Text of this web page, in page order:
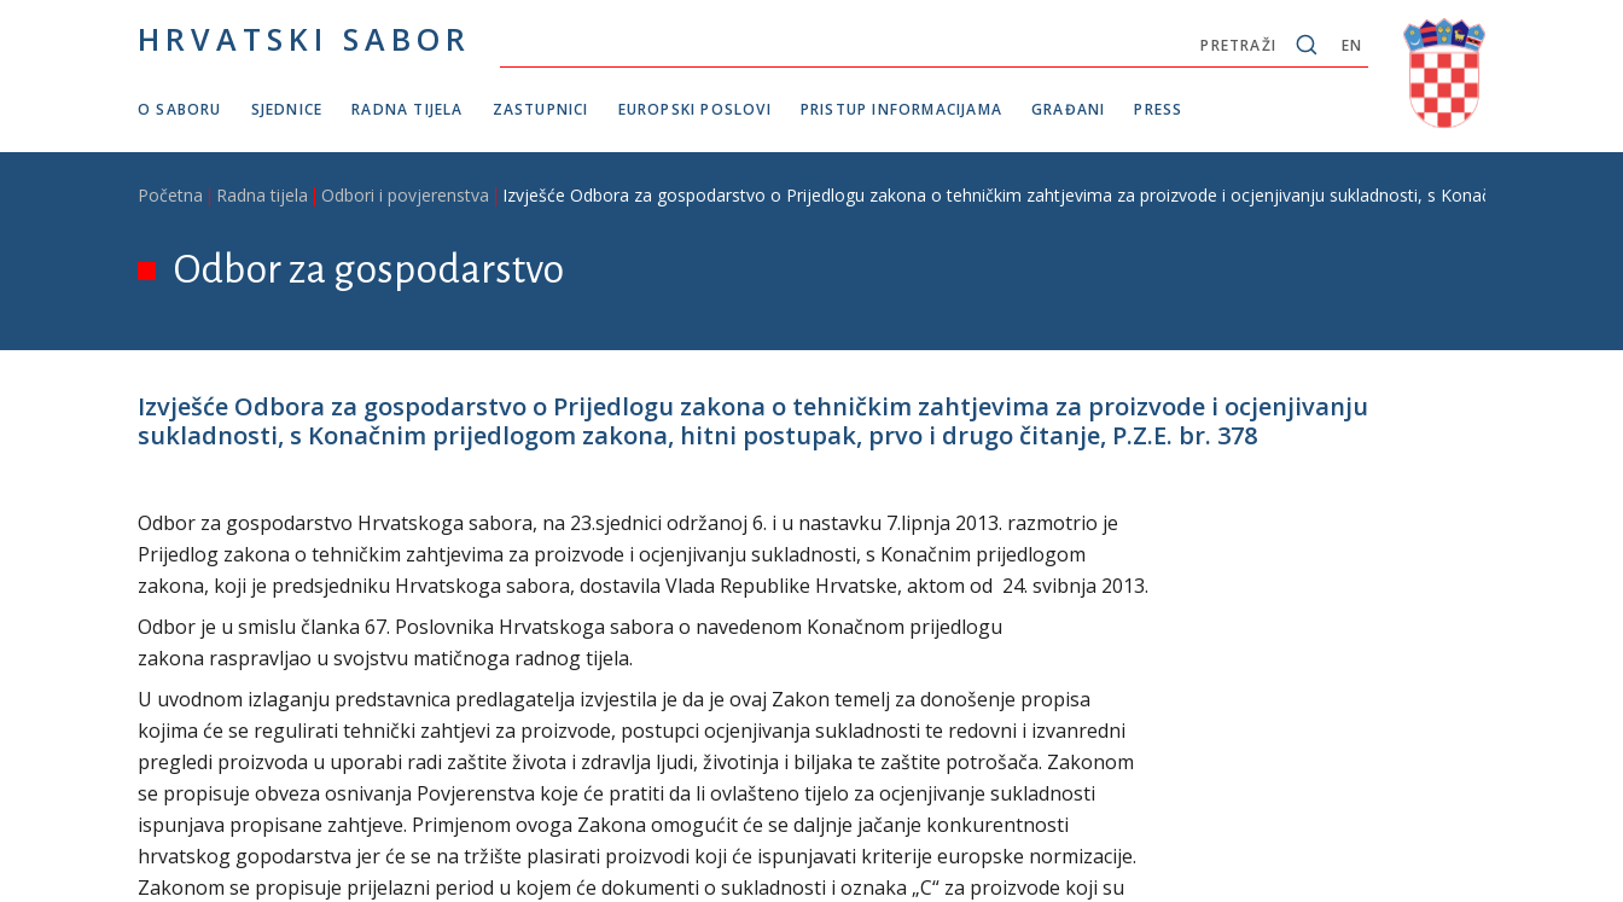
HRVATSKI SABOR EN
PRETRAŽI
O SABORU SJEDNICE RADNA TIJELA ZASTUPNICI EUROPSKI POSLOVI PRISTUP INFORMACIJAMA GRAĐANI PRESS
Breadcrumb
Početna Radna tijela Odbori i povjerenstva Izvješće Odbora za gospodarstvo o Prijedlogu zakona o tehničkim zahtjevima za proizvode i ocjenjivanju sukladnosti, s Konačnim
Odbor za gospodarstvo
Izvješće Odbora za gospodarstvo o Prijedlogu zakona o tehničkim zahtjevima za proizvode i ocjenjivanju
sukladnosti, s Konačnim prijedlogom zakona, hitni postupak, prvo i drugo čitanje, P.Z.E. br. 378
Odbor za gospodarstvo Hrvatskoga sabora, na 23.sjednici održanoj 6. i u nastavku 7.lipnja 2013. razmotrio je
Prijedlog zakona o tehničkim zahtjevima za proizvode i ocjenjivanju sukladnosti, s Konačnim prijedlogom
zakona, koji je predsjedniku Hrvatskoga sabora, dostavila Vlada Republike Hrvatske, aktom od 24. svibnja 2013.
Odbor je u smislu članka 67. Poslovnika Hrvatskoga sabora o navedenom Konačnom prijedlogu
zakona raspravljao u svojstvu matičnoga radnog tijela.
U uvodnom izlaganju predstavnica predlagatelja izvjestila je da je ovaj Zakon temelj za donošenje propisa
kojima će se regulirati tehnički zahtjevi za proizvode, postupci ocjenjivanja sukladnosti te redovni i izvanredni
pregledi proizvoda u uporabi radi zaštite života i zdravlja ljudi, životinja i biljaka te zaštite potrošača. Zakonom
se propisuje obveza osnivanja Povjerenstva koje će pratiti da li ovlašteno tijelo za ocjenjivanje sukladnosti
ispunjava propisane zahtjeve. Primjenom ovoga Zakona omogućit će se daljnje jačanje konkurentnosti
hrvatskog gopodarstva jer će se na tržište plasirati proizvodi koji će ispunjavati kriterije europske normizacije.
Zakonom se propisuje prijelazni period u kojem će dokumenti o sukladnosti i oznaka „C“ za proizvode koji su